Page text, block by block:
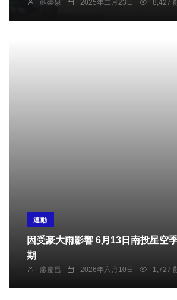
蘇榮泉 2025年二月23日 8,427
運動
因受豪大雨影響 6月13日南投星空
期
廖慶昌 2026年六月10日 1,727